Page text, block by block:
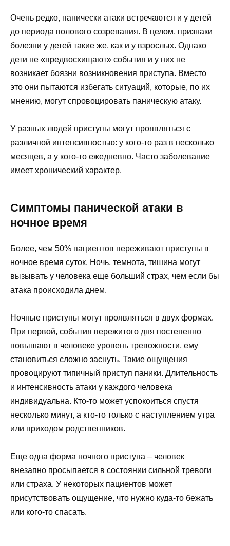
Очень редко, панически атаки встречаются и у детей
до периода полового созревания. В целом, признаки
болезни у детей такие же, как и у взрослых. Однако
дети не «предвосхищают» события и у них не
возникает боязни возникновения приступа. Вместо
это они пытаются избегать ситуаций, которые, по их
мнению, могут спровоцировать паническую атаку.
У разных людей приступы могут проявляться с
различной интенсивностью: у кого-то раз в несколько
месяцев, а у кого-то ежедневно. Часто заболевание
имеет хронический характер.
Симптомы панической атаки в
ночное время
Более, чем 50% пациентов переживают приступы в
ночное время суток. Ночь, темнота, тишина могут
вызывать у человека еще больший страх, чем если бы
атака происходила днем.
Ночные приступы могут проявляться в двух формах.
При первой, события пережитого дня постепенно
повышают в человеке уровень тревожности, ему
становиться сложно заснуть. Такие ощущения
провоцируют типичный приступ паники. Длительность
и интенсивность атаки у каждого человека
индивидуальна. Кто-то может успокоиться спустя
несколько минут, а кто-то только с наступлением утра
или приходом родственников.
Еще одна форма ночного приступа – человек
внезапно просыпается в состоянии сильной тревоги
или страха. У некоторых пациентов может
присутствовать ощущение, что нужно куда-то бежать
или кого-то спасать.